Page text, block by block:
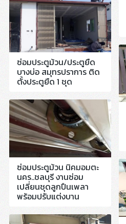
ซ่อมประตูม้วน/ประตูยืด
บางบ่อ สมุทรปราการ ติด
ตั้งประตูยืด 1 ชุด
ซ่อมประตูม้วน นิคมอมตะ
นคร..ชลบุรี งานซ่อม
เปลี่ยนชุดลูกปืนเพลา
พร้อมปรับแต่งบาน